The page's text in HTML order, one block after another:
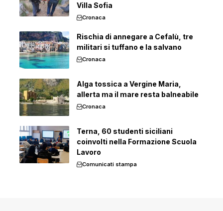
Villa Sofia
Cronaca
Rischia di annegare a Cefalù, tre
militari si tuffano e la salvano
Cronaca
Alga tossica a Vergine Maria,
allerta ma il mare resta balneabile
Cronaca
Terna, 60 studenti siciliani
coinvolti nella Formazione Scuola
Lavoro
Comunicati stampa